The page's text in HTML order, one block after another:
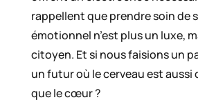
rappellent que prendre soin de
émotionnel n’est plus un luxe,
citoyen. Et si nous faisions un
un futur où le cerveau est
que le cœur ?